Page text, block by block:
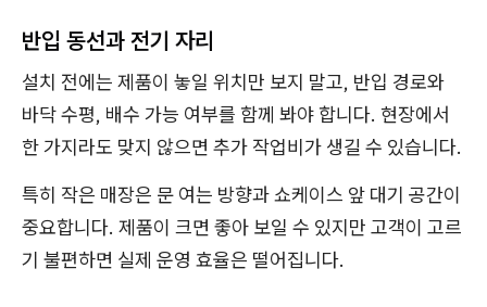
반입 동선과 전기 자리
설치 전에는 제품이 놓일 위치만 보지 말고, 반입 경로와
바닥 수평, 배수 가능 여부를 함께 봐야 합니다. 현장에서
한 가지라도 맞지 않으면 추가 작업비가 생길 수 있습니다.
특히 작은 매장은 문 여는 방향과 쇼케이스 앞 대기 공간이
중요합니다. 제품이 크면 좋아 보일 수 있지만 고객이 고르
기 불편하면 실제 운영 효율은 떨어집니다.